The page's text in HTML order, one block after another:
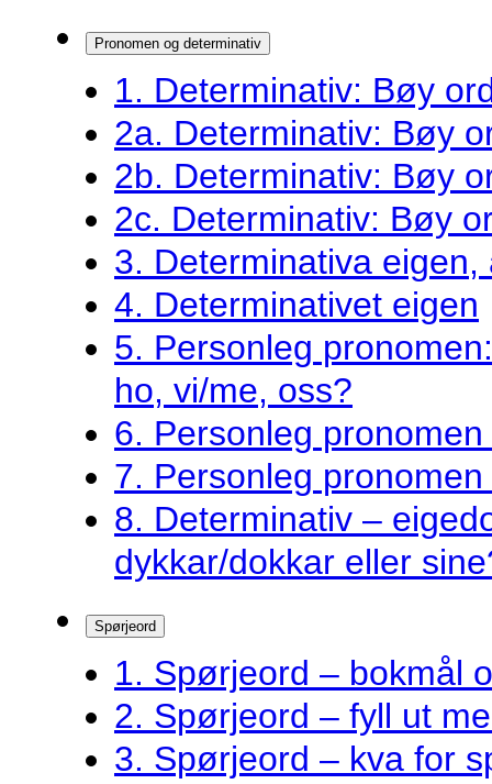
Pronomen og determinativ
1. Determinativ: Bøy
2a. Determinativ: Bøy
2b. Determinativ: Bøy
2c. Determinativ: Bøy
3. Determinativa
4. Determinativet eigen
5. Personleg
ho, vi/me, oss?
6. Personleg
7. Personleg
8. Determinativ –
dykkar/dokkar eller
Spørjeord
1. Spørjeord – bokmål
2. Spørjeord – fyll ut
3. Spørjeord – kva for